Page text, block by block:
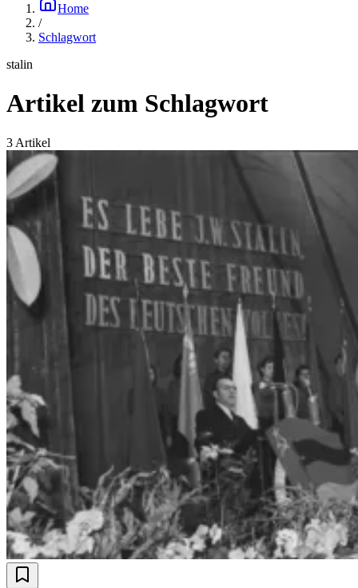
Home
/
Schlagwort
stalin
Artikel zum Schlagwort
3 Artikel